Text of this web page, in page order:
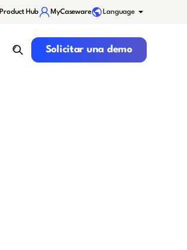
Product Hub MyCaseware Language
search
Solicitar una demo
Solicitar una demo